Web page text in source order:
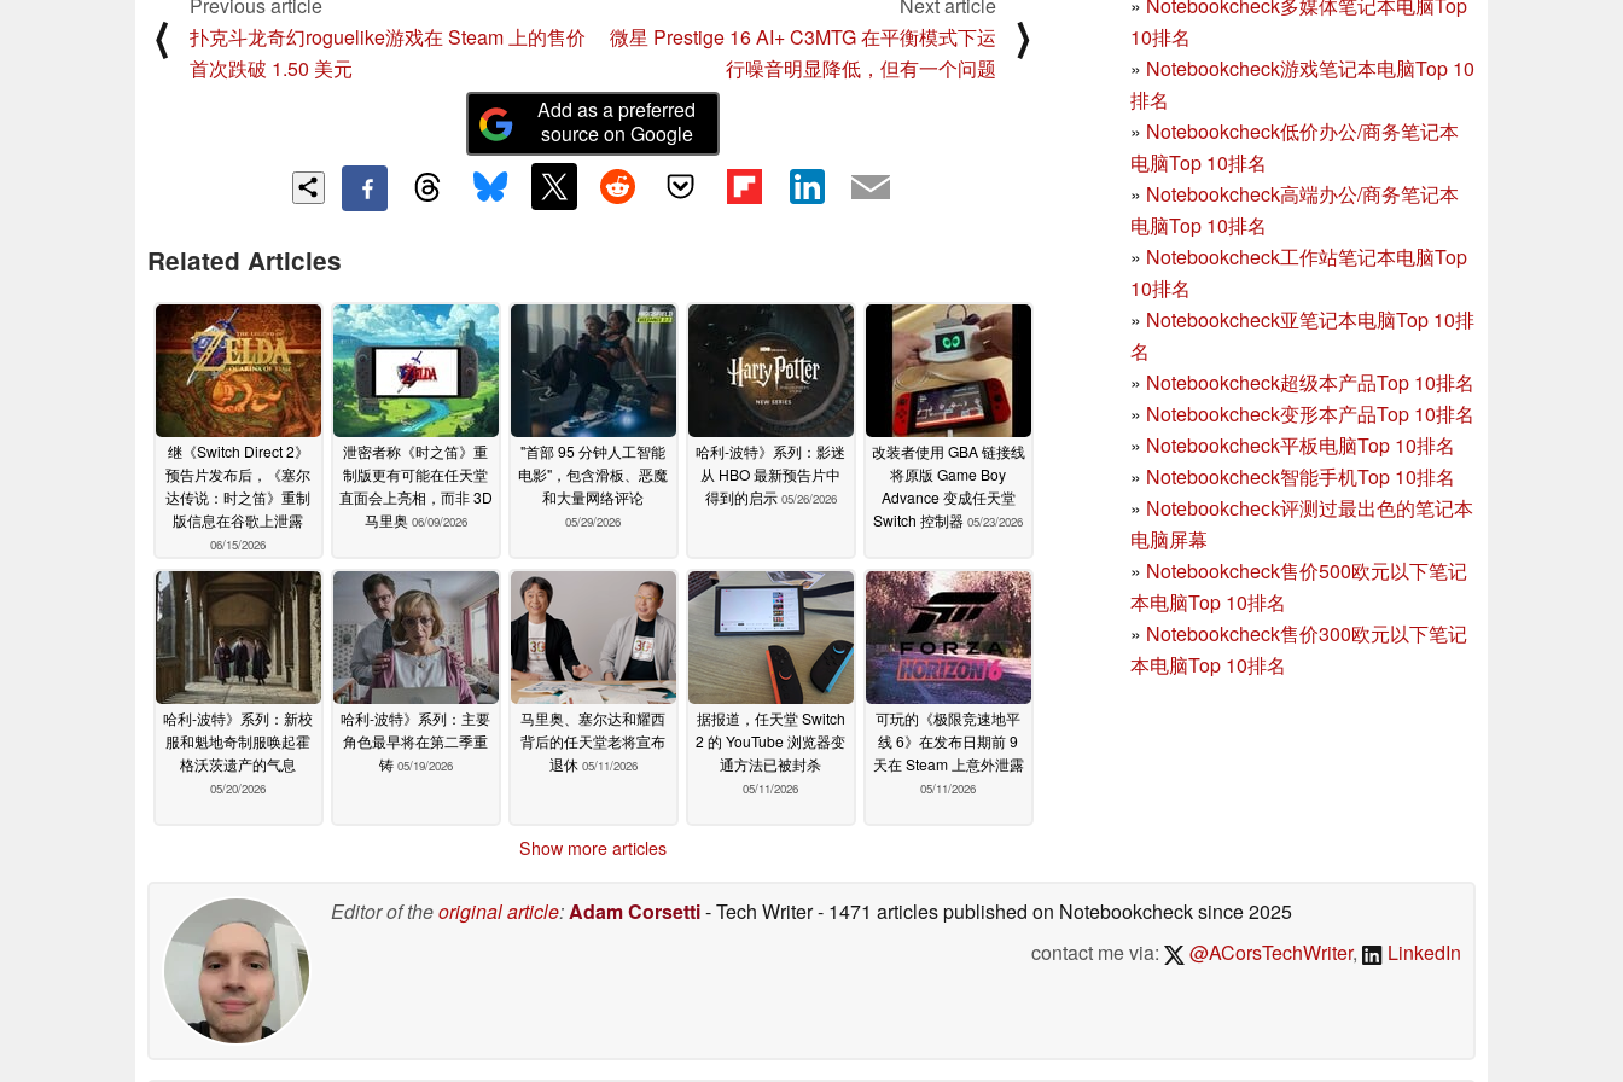
» Notebookcheck多媒体笔记本电脑Top
10排名
» Notebookcheck游戏笔记本电脑Top 10
排名
» Notebookcheck低价办公/商务笔记本
电脑Top 10排名
» Notebookcheck高端办公/商务笔记本
电脑Top 10排名
» Notebookcheck工作站笔记本电脑Top
10排名
» Notebookcheck亚笔记本电脑Top 10排
名
» Notebookcheck超级本产品Top 10排名
» Notebookcheck变形本产品Top 10排名
» Notebookcheck平板电脑Top 10排名
» Notebookcheck智能手机Top 10排名
» Notebookcheck评测过最出色的笔记本
电脑屏幕
» Notebookcheck售价500欧元以下笔记
本电脑Top 10排名
» Notebookcheck售价300欧元以下笔记
本电脑Top 10排名
⟨
Previous article
扑克斗龙奇幻roguelike游戏在 Steam 上的售价
首次跌破 1.50 美元
Next article
微星 Prestige 16 AI+ C3MTG 在平衡模式下运
行噪音明显降低，但有一个问题
⟩
Add as a preferred
source on Google
Related Articles
继《Switch Direct 2》
预告片发布后，《塞尔
达传说：时之笛》重制
版信息在谷歌上泄露
06/15/2026
泄密者称《时之笛》重
制版更有可能在任天堂
直面会上亮相，而非 3D
马里奥 06/09/2026
"首部 95 分钟人工智能
电影"，包含滑板、恶魔
和大量网络评论
05/29/2026
哈利-波特》系列：影迷
从 HBO 最新预告片中
得到的启示 05/26/2026
改装者使用 GBA 链接线
将原版 Game Boy
Advance 变成任天堂
Switch 控制器 05/23/2026
哈利-波特》系列：新校
服和魁地奇制服唤起霍
格沃茨遗产的气息
05/20/2026
哈利-波特》系列：主要
角色最早将在第二季重
铸 05/19/2026
马里奥、塞尔达和耀西
背后的任天堂老将宣布
退休 05/11/2026
据报道，任天堂 Switch
2 的 YouTube 浏览器变
通方法已被封杀
05/11/2026
可玩的《极限竞速地平
线 6》在发布日期前 9
天在 Steam 上意外泄露
05/11/2026
Show more articles
Editor of theoriginal article:Adam Corsetti- Tech Writer- 1471 articles published on Notebookchecksince 2025
contact me via:
@ACorsTechWriter, LinkedIn